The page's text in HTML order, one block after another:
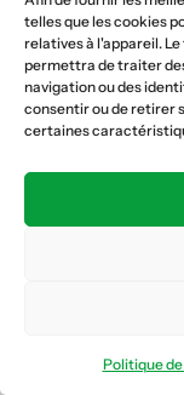
telles que les cookies
relatives à l'appareil.
permettra de traiter
navigation ou des
consentir ou de retirer
certaines
Politique
Maçonnerie et
Parqueterie et sols
Menuiserie et bois
Plâtrerie et peinture
Nous suivre
Formation continue
Caisse AVS 66.1
© Copyright 2026 FVE